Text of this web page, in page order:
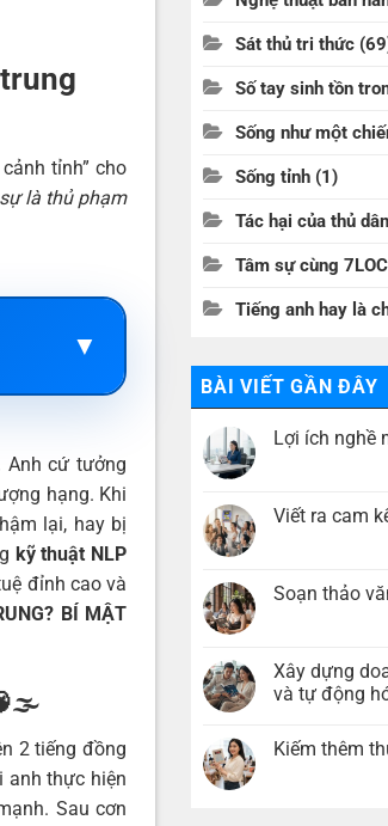
tỉnh” cho
là thủ phạm
▼
Anh cứ tưởng
hạng. Khi
lại, hay bị
kỹ thuật NLP
đỉnh cao và
BÍ MẬT
2 tiếng đồng
thực hiện
Sau cơn
Sát thủ tri thức
Số tay sinh tồn
Sống như một
Sống tỉnh (1)
Tác hại của thủ
Tâm sự cùng 7LOC
Tiếng anh hay là
BÀI VIẾT GẦN ĐÂY
Lợi ích nghề
luận
ở
môi
giới
Viết ra cam
luận
ở
kết
với
bản
Soạn thảo
luận
ở
Soạn
bản
pháp
Xây dựng
và tự động
bình
Kiếm thêm